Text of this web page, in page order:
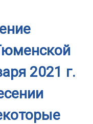
2021 г.